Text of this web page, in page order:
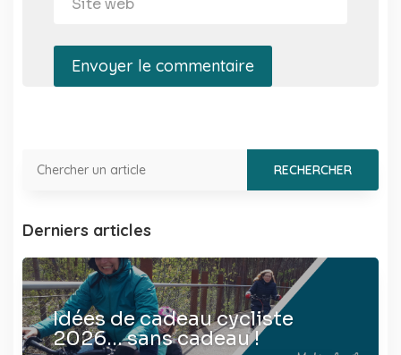
Envoyer le commentaire
Derniers articles
Idées de cadeau cycliste
2026… sans cadeau !